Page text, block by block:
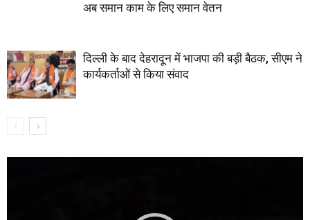
अब समान काम के लिए समान वेतन
दिल्ली के बाद देहरादून में भाजपा की बड़ी बैठक, सीएम ने
कार्यकर्ताओं से किया संवाद